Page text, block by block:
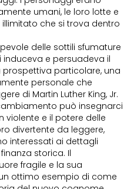
umani, le loro lotte e
che si trova dentro
delle sottili sfumature
induceva e persuadeva il
particolare, una
personale che
di Martin Luther King, Jr.
può insegnarci
violente e il potere delle
divertente da leggere,
interessati ai dettagli
storica. Il
fragile e la sua
ottimo esempio di come